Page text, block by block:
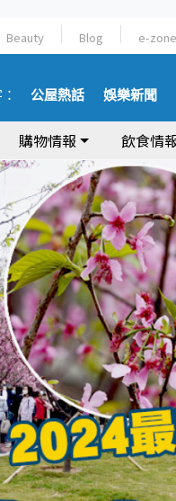
Beauty Blog e-zone
公屋熱話 娛樂新聞
購物情報 飲食情